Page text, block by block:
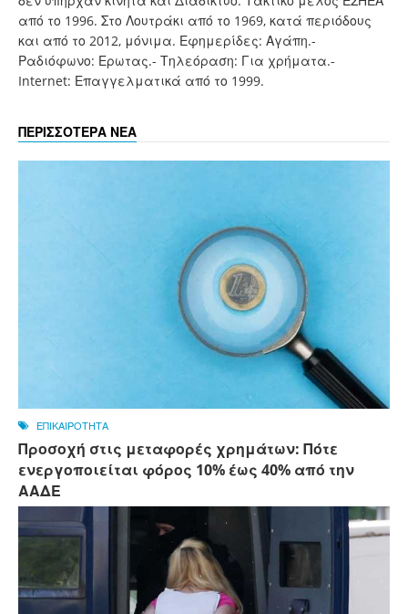
από το 1996. Στο Λουτράκι από το 1969, κατά περιόδους
και από το 2012, μόνιμα. Εφημερίδες: Αγάπη.-
Ραδιόφωνο: Ερωτας.- Τηλεόραση: Για χρήματα.-
Internet: Επαγγελματικά από το 1999.
ΠΕΡΙΣΣΟΤΕΡΑ ΝΕΑ
ΕΠΙΚΑΙΡΟΤΗΤΑ
Προσοχή στις μεταφορές χρημάτων: Πότε
ενεργοποιείται φόρος 10% έως 40% από την
ΑΑΔΕ